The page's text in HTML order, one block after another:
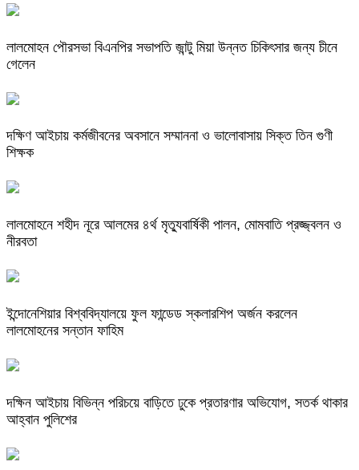
লালমোহন পৌরসভা বিএনপির সভাপতি জান্টু মিয়া উন্নত চিকিৎসার জন্য চীনে
গেলেন
দক্ষিণ আইচায় কর্মজীবনের অবসানে সম্মাননা ও ভালোবাসায় সিক্ত তিন গুণী
শিক্ষক
লালমোহনে শহীদ নূরে আলমের ৪র্থ মৃত্যুবার্ষিকী পালন, মোমবাতি প্রজ্জ্বলন ও
নীরবতা
ইন্দোনেশিয়ার বিশ্ববিদ্যালয়ে ফুল ফান্ডেড স্কলারশিপ অর্জন করলেন
লালমোহনের সন্তান ফাহিম
দক্ষিন আইচায় ‎বিভিন্ন পরিচয়ে বাড়িতে ঢুকে প্রতারণার অভিযোগ, সতর্ক থাকার
আহ্বান পুলিশের